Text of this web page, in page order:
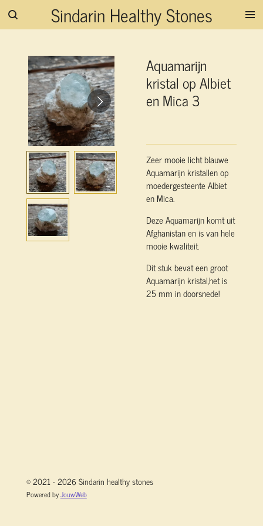
Ga
hoofdinhoud
Sindarin Healthy Stones
Aquamarijn
kristal op Albiet
en Mica 3
Zeer mooie licht blauwe
Aquamarijn kristallen op
moedergesteente Albiet
en Mica.
Deze Aquamarijn komt uit
Afghanistan en is van hele
mooie kwaliteit.
Dit stuk bevat een groot
Aquamarijn kristal,het is
25 mm in doorsnede!
© 2021 - 2026 Sindarin healthy stones
Powered byJouwWeb